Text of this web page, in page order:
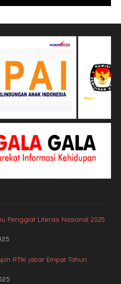
Penggiat Literasi Nasional 2025
RTIK jabar Empat Tahun